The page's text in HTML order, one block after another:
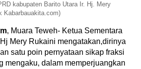
kabupaten Barito Utara Ir. Hj. Mery
Kabarbauakita.com)
, Muara Teweh- Ketua Sementara
Mery Rukaini mengatakan,dirinya
satu poin pernyataan sikap fraksi
mengaku, dalam memperjuangkan